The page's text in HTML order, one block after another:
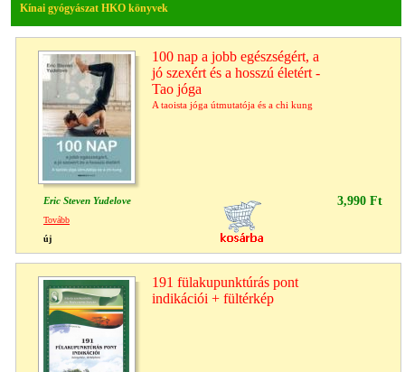
Kínai gyógyászat HKO könyvek
100 nap a jobb egészségért, a
jó szexért és a hosszú életért -
Tao jóga
A taoista jóga útmutatója és a chi kung
Eric Steven Yudelove 3,990 Ft
Tovább
új
191 fülakupunktúrás pont
indikációi + fültérkép